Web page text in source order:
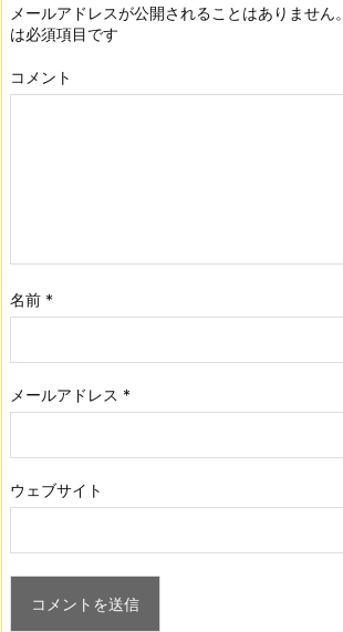
メールアドレスが公開されることはありません。
は必須項目です
コメント
名前 *
メールアドレス *
ウェブサイト